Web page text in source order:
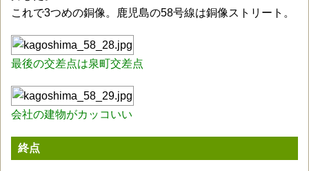
これで3つめの銅像。鹿児島の58号線は銅像ストリート。
最後の交差点は泉町交差点
会社の建物がカッコいい
終点